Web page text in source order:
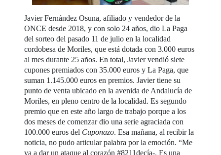
Javier Fernández Osuna, afiliado y vendedor de la
ONCE desde 2018, y con solo 24 años, dio La Paga
del sorteo del pasado 11 de julio en la localidad
cordobesa de Moriles, que está dotada con 3.000 euros
al mes durante 25 años. En total, Javier vendió siete
cupones premiados con 35.000 euros y La Paga, que
suman 1.145.000 euros en premios. Javier tiene su
punto de venta ubicado en la avenida de Andalucía de
Moriles, en pleno centro de la localidad. Es segundo
premio que en este año largo de trabajo porque a los
dos meses de comenzar dio una serie agraciada con
100.000 euros del Cuponazo. Esa mañana, al recibir la
noticia, no pudo articular palabra por la emoción. “Me
va a dar un ataque al corazón #8211decía-. Es una